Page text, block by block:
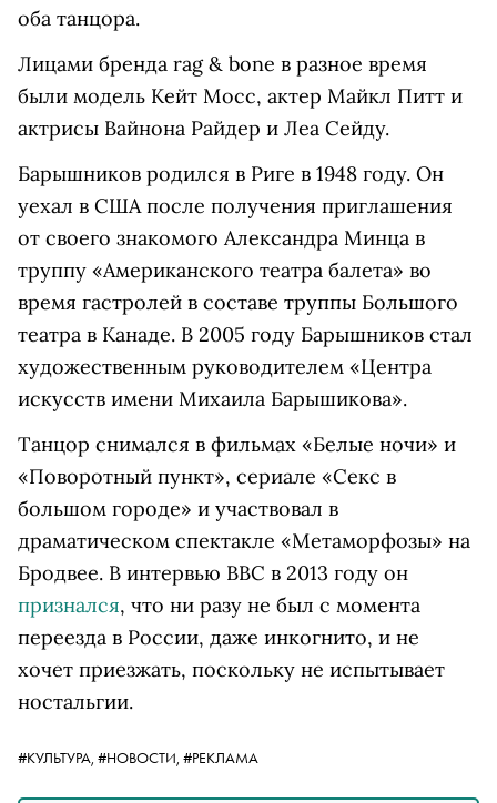
оба танцора.
Лицами бренда rag & bone в разное время
были модель Кейт Мосс, актер Майкл Питт и
актрисы Вайнона Райдер и Леа Сейду.
Барышников родился в Риге в 1948 году. Он
уехал в США после получения приглашения
от своего знакомого Александра Минца в
труппу «Американского театра балета» во
время гастролей в составе труппы Большого
театра в Канаде. В 2005 году Барышников стал
художественным руководителем «Центра
искусств имени Михаила Барышикова».
Танцор снимался в фильмах «Белые ночи» и
«Поворотный пункт», сериале «Секс в
большом городе» и участвовал в
драматическом спектакле «Метаморфозы» на
Бродвее. В интервью BBC в 2013 году он
признался, что ни разу не был с момента
переезда в России, даже инкогнито, и не
хочет приезжать, поскольку не испытывает
ностальгии.
#КУЛЬТУРА, #НОВОСТИ, #РЕКЛАМА